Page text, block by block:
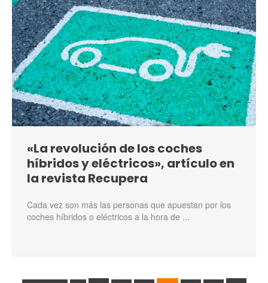
«La revolución de los coches
híbridos y eléctricos», artículo en
la revista Recupera
Cada vez son más las personas que apuestan por los
coches híbridos o eléctricos a la hora de ...